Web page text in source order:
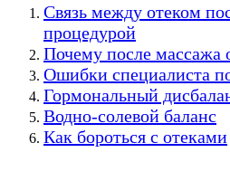
Связь между отеком
процедурой
Почему после массажа
Ошибки специалиста
Гормональный
Водно-солевой баланс
Как бороться с отеками